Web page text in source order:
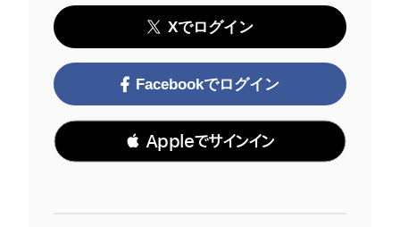
Xでログイン
Facebookでログイン
 Appleでサインイン